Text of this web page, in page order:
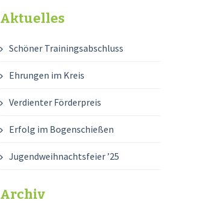
Aktuelles
Schöner Trainingsabschluss
Ehrungen im Kreis
Verdienter Förderpreis
Erfolg im Bogenschießen
Jugendweihnachtsfeier ’25
Archiv